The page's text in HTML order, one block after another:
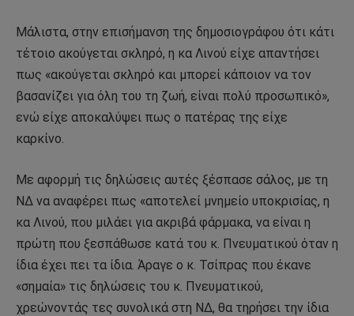
Μάλιστα, στην επισήμανση της δημοσιογράφου ότι κάτι
τέτοιο ακούγεται σκληρό, η κα Λινού είχε απαντήσει
πως «ακούγεται σκληρό και μπορεί κάποιον να τον
βασανίζει για όλη του τη ζωή, είναι πολύ προσωπικό»,
ενώ είχε αποκαλύψει πως ο πατέρας της είχε
καρκίνο.
Με αφορμή τις δηλώσεις αυτές ξέσπασε σάλος, με τη
ΝΔ να αναφέρει πως «αποτελεί μνημείο υποκρισίας, η
κα Λινού, που μιλάει για ακριβά φάρμακα, να είναι η
πρώτη που ξεσπάθωσε κατά του κ. Πνευματικού όταν η
ίδια έχει πει τα ίδια. Άραγε ο κ. Τσίπρας που έκανε
«σημαία» τις δηλώσεις του κ. Πνευματικού,
χρεώνοντάς τες συνολικά στη ΝΔ, θα τηρήσει την ίδια